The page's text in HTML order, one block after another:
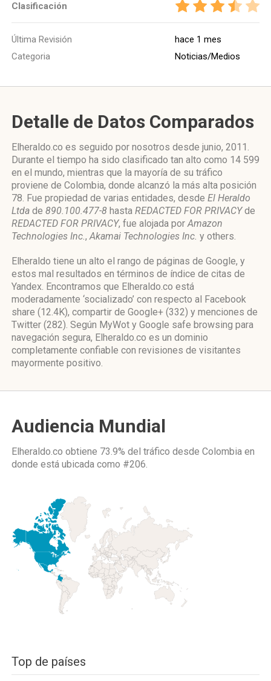
Clasificación
Última Revisión
hace 1 mes
Categoria
Noticias/Medios
Detalle de Datos Comparados
Elheraldo.co es seguido por nosotros desde junio, 2011.
Durante el tiempo ha sido clasificado tan alto como 14 599
en el mundo, mientras que la mayoría de su tráfico
proviene de Colombia, donde alcanzó la más alta posición
78. Fue propiedad de varias entidades, desde El Heraldo
Ltda de 890.100.477-8 hasta REDACTED FOR PRIVACYde
REDACTED FOR PRIVACY, fue alojada porAmazon
Technologies Inc.,Akamai Technologies Inc. y others.
Elheraldo tiene un alto el rango de páginas de Google, y
estos mal resultados en términos de índice de citas de
Yandex. Encontramos que Elheraldo.co está
moderadamente ‘socializado’ con respecto al Facebook
share (12.4K), compartir de Google+ (332) y menciones de
Twitter (282). Según MyWot y Google safe browsing para
navegación segura, Elheraldo.co es un dominio
completamente confiable con revisiones de visitantes
mayormente positivo.
Audiencia Mundial
Elheraldo.co obtiene 73.9% del tráfico desde Colombia en
donde está ubicada como #206.
Top de países